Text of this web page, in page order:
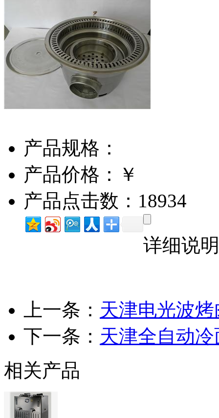
产品规格：
产品价格：￥
产品点击数：18934
详细说明
上一条： 天津电光波
下一条： 天津全自动
相关产品